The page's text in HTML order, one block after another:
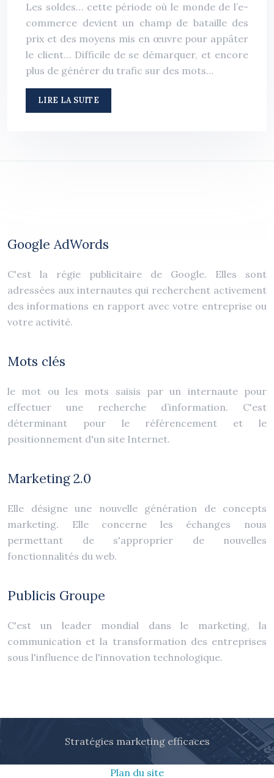
Les soldes… cette période où le monde de l’e-
commerce devient un champ de bataille des
prix et des moyens mis en œuvre pour appâter
le client… Difficile de se démarquer, et encore
plus de générer du trafic sur des mots…
LIRE LA SUITE
Google AdWords
C'est la régie publicitaire de Google. Elles sont
adressées aux internautes qui recherchent activement
des informations en rapport avec votre entreprise ou
votre activité.
Mots clés
le mot ou les mots saisis par un internaute pour
effectuer une recherche d’information. C'est
déterminant pour le référencement et le
positionnement d'un site Internet.
Marketing 2.0
Elle désigne une nouvelle génération de concepts
marketing. Elle concerne les échanges nous
permettant de s'approprier de nouvelles
fonctionnalités du web.
Publicis Groupe
C'est un leader mondial dans le marketing, la
communication et la transformation des entreprises
sous l'influence de l'innovation technologique.
Stratégies marketing efficaces
Plan du site